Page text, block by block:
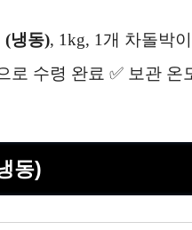
(냉동), 1kg, 1개 차돌박
수령 완료 ✅ 보관 온
동)